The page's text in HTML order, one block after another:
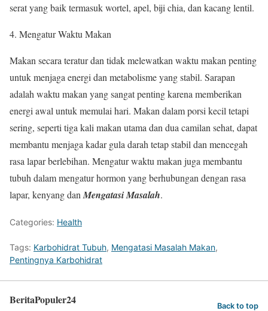
serat yang baik termasuk wortel, apel, biji chia, dan kacang lentil.
4. Mengatur Waktu Makan
Makan secara teratur dan tidak melewatkan waktu makan penting
untuk menjaga energi dan metabolisme yang stabil. Sarapan
adalah waktu makan yang sangat penting karena memberikan
energi awal untuk memulai hari. Makan dalam porsi kecil tetapi
sering, seperti tiga kali makan utama dan dua camilan sehat, dapat
membantu menjaga kadar gula darah tetap stabil dan mencegah
rasa lapar berlebihan. Mengatur waktu makan juga membantu
tubuh dalam mengatur hormon yang berhubungan dengan rasa
lapar, kenyang dan Mengatasi Masalah.
Categories: Health
Tags: Karbohidrat Tubuh, Mengatasi Masalah Makan,
Pentingnya Karbohidrat
BeritaPopuler24 Back to top